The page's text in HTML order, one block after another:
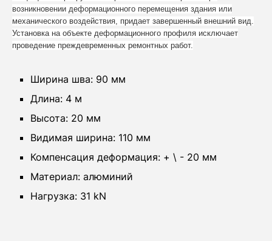
возникновении деформационного перемещения здания или
механического воздействия, придает завершенный внешний вид.
Установка на объекте деформационного профиля исключает
проведение преждевременных ремонтных работ.
Ширина шва: 90 мм
Длина: 4 м
Высота: 20 мм
Видимая ширина: 110 мм
Компенсация деформация: + \ - 20 мм
Материал: алюминий
Нагрузка: 31 kN